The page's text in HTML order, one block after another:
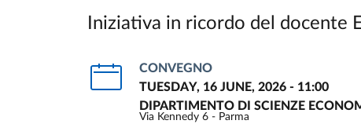
Iniziativa in ricordo del docente
CONVEGNO
TUESDAY, 16 JUNE, 2026 - 11:00
DIPARTIMENTO DI SCIENZE
Via Kennedy 6 - Parma